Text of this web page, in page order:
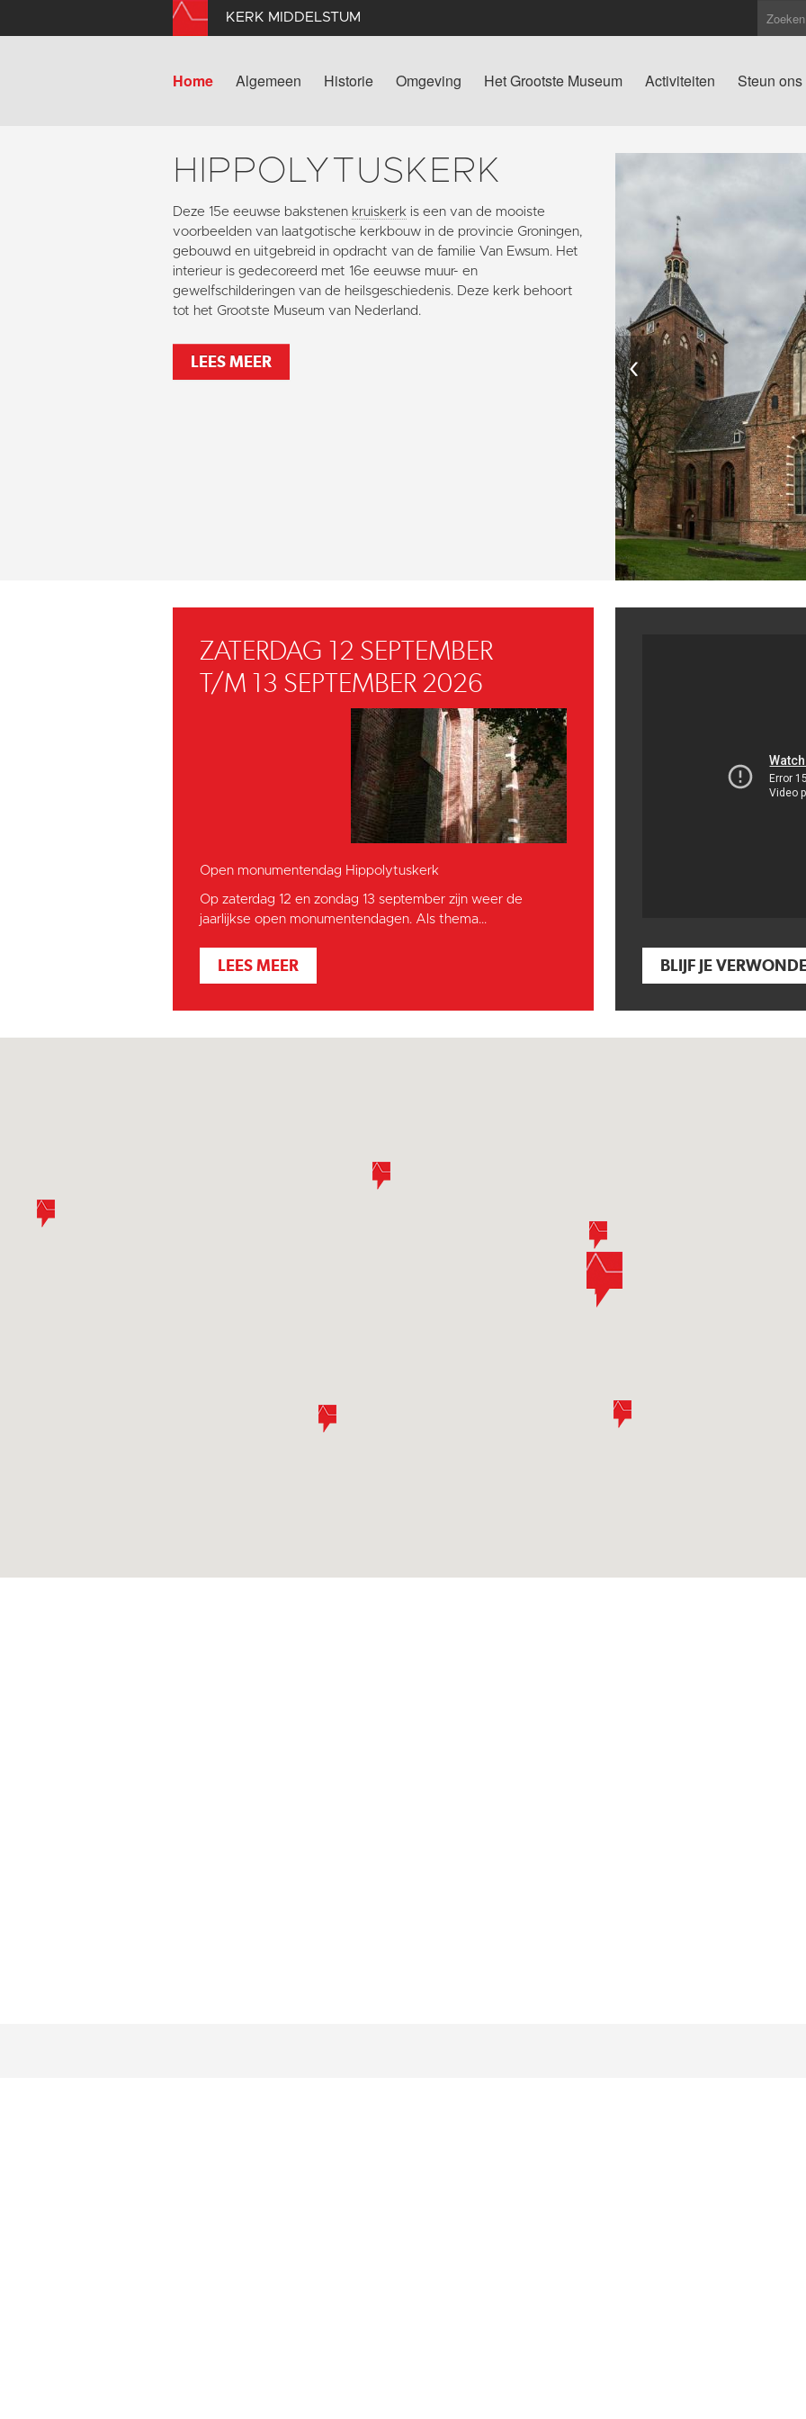
KERK MIDDELSTUM
Home Algemeen Historie Omgeving Het Grootste Museum Activiteiten Steun ons
HIPPOLYTUSKERK
Deze 15e eeuwse bakstenen kruiskerk is een van de mooiste
voorbeelden van laatgotische kerkbouw in de provincie Groningen,
gebouwd en uitgebreid in opdracht van de familie Van Ewsum. Het
interieur is gedecoreerd met 16e eeuwse muur- en
gewelfschilderingen van de heilsgeschiedenis. Deze kerk behoort
tot het Grootste Museum van Nederland.
LEES MEER ‹
ZATERDAG 12 SEPTEMBER
T/M 13 SEPTEMBER 2026
Open monumentendag Hippolytuskerk
Op zaterdag 12 en zondag 13 september zijn weer de
jaarlijkse open monumentendagen. Als thema...
LEES MEER BLIJF JE